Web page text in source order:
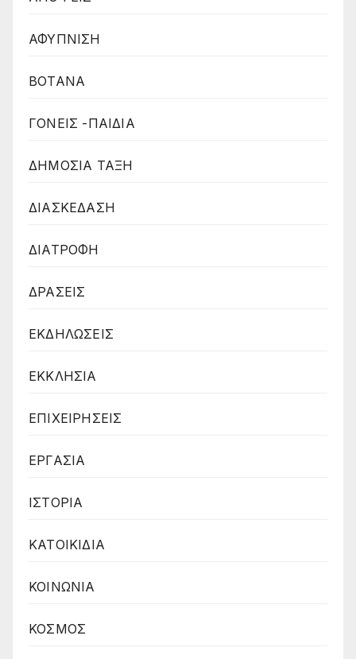
ΑΦΥΠΝΙΣΗ
ΒΟΤΑΝΑ
ΓΟΝΕΙΣ -ΠΑΙΔΙΑ
ΔΗΜΟΣΙΑ ΤΑΞΗ
ΔΙΑΣΚΕΔΑΣΗ
ΔΙΑΤΡΟΦΗ
ΔΡΑΣΕΙΣ
ΕΚΔΗΛΩΣΕΙΣ
ΕΚΚΛΗΣΙΑ
ΕΠΙΧΕΙΡΗΣΕΙΣ
ΕΡΓΑΣΙΑ
ΙΣΤΟΡΙΑ
ΚΑΤΟΙΚΙΔΙΑ
ΚΟΙΝΩΝΙΑ
ΚΟΣΜΟΣ